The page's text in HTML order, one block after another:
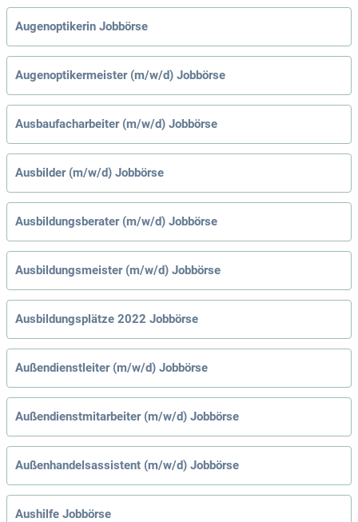
Augenoptikerin Jobbörse
Augenoptikermeister (m/w/d) Jobbörse
Ausbaufacharbeiter (m/w/d) Jobbörse
Ausbilder (m/w/d) Jobbörse
Ausbildungsberater (m/w/d) Jobbörse
Ausbildungsmeister (m/w/d) Jobbörse
Ausbildungsplätze 2022 Jobbörse
Außendienstleiter (m/w/d) Jobbörse
Außendienstmitarbeiter (m/w/d) Jobbörse
Außenhandelsassistent (m/w/d) Jobbörse
Aushilfe Jobbörse